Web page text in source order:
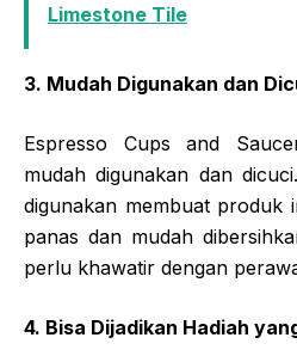
Limestone Tile
3. Mudah Digunakan dan
Espresso Cups and
mudah digunakan dan
digunakan membuat produk
panas dan mudah
perlu khawatir dengan
4. Bisa Dijadikan Hadiah